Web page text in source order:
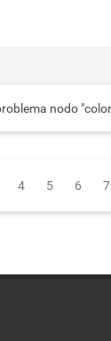
nodo
4 5 6 7